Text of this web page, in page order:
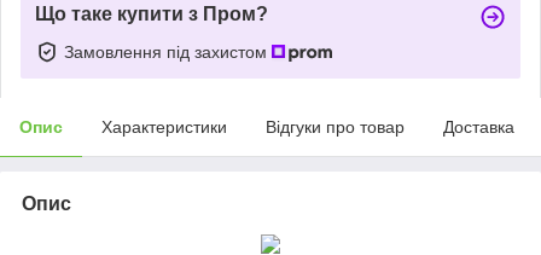
Що таке купити з Пром?
Замовлення під захистом
Опис Характеристики Відгуки про товар Доставка
Опис